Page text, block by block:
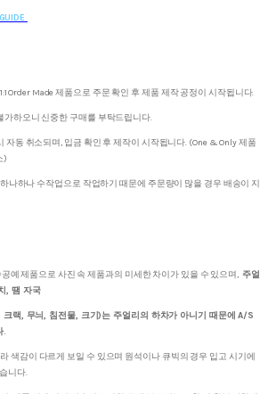
Order Made 제품으로 주문 확인 후 제품 제작 공정이 시작됩니다.
가하오니 신중한 구매를 부탁드립니다.
자동 취소되며, 입금 확인 후 제작이 시작됩니다. (One & Only 제품
)
나하나 수작업으로 작업하기 때문에 주문량이 많을 경우 배송이 지
공예 제품으로 사진 속 제품과의 미세한 차이가 있을 수 있으며, 주얼
, 땜 자국
랙, 무늬, 침전물, 크기)는 주얼리의 하차가 아니기 때문에 A/S
.
색감이 다르게 보일 수 있으며 원석이나 큐빅의 경우 입고 시기에
니다.